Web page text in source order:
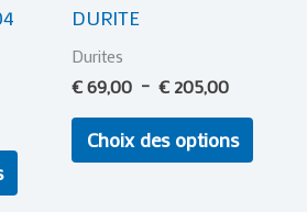
choisies
du
DURITE
Durites
€69,00 – € 205,00
Choix des options
page